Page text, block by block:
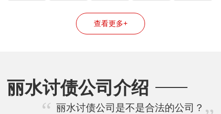
查看更多+
丽水讨债公司介绍
丽水讨债公司是不是合法的公司？